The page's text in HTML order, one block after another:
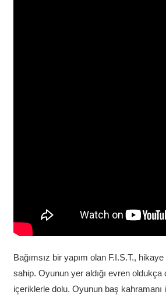
Bağımsız bir yapım olan F.I.S.T., hikaye
sahip. Oyunun yer aldığı evren oldukça
içeriklerle dolu. Oyunun baş